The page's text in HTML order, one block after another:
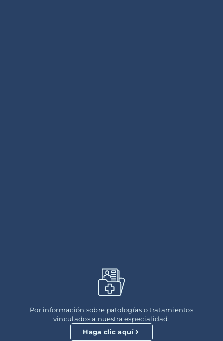
Por información sobre patologías o tratamientos
vinculados a nuestra especialidad.
Haga clic aquí